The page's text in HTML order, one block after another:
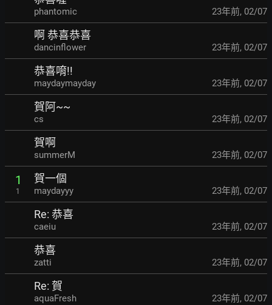
phantomic 23年前, 02/07
啊 恭喜恭喜
dancinflower 23年前, 02/07
恭喜唷!!
maydaymayday 23年前, 02/07
賀阿~~
cs 23年前, 02/07
賀啊
summerM 23年前, 02/07
1
1
賀一個
maydayyy 23年前, 02/07
Re: 恭喜
caeiu 23年前, 02/07
恭喜
zatti 23年前, 02/07
Re: 賀
aquaFresh 23年前, 02/07